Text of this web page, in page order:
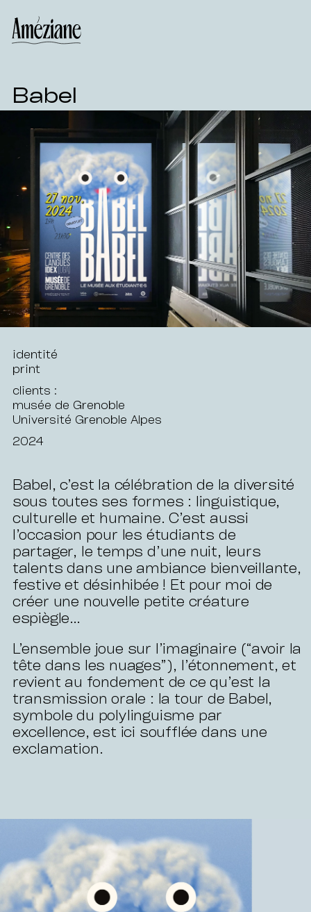
Babel
identité
print
clients :
musée de Grenoble
Université Grenoble Alpes
2024
Babel, c’est la célébration de la diversité
sous toutes ses formes : linguistique,
culturelle et humaine. C’est aussi
l’occasion pour les étudiants de
partager, le temps d’une nuit, leurs
talents dans une ambiance bienveillante,
festive et désinhibée ! Et pour moi de
créer une nouvelle petite créature
espiègle…
L’ensemble joue sur l’imaginaire (“avoir la
tête dans les nuages”), l’étonnement, et
revient au fondement de ce qu’est la
transmission orale : la tour de Babel,
symbole du polylinguisme par
excellence, est ici soufflée dans une
exclamation.